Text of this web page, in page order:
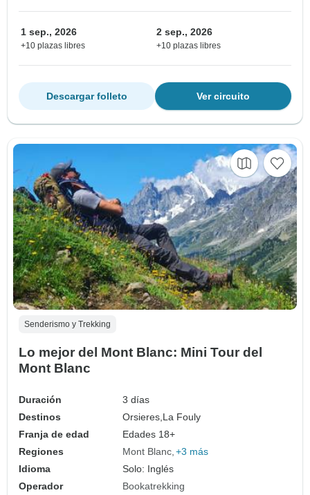
1 sep., 2026
+10 plazas libres
2 sep., 2026
+10 plazas libres
Ver circuito
Descargar folleto
Senderismo y Trekking
Lo mejor del Mont Blanc: Mini Tour del
Mont Blanc
Duración
3 días
Destinos
Orsieres, La Fouly
Franja de edad
Edades 18+
Regiones
Mont Blanc +3 más
Idioma
Solo: Inglés
Operador
Bookatrekking